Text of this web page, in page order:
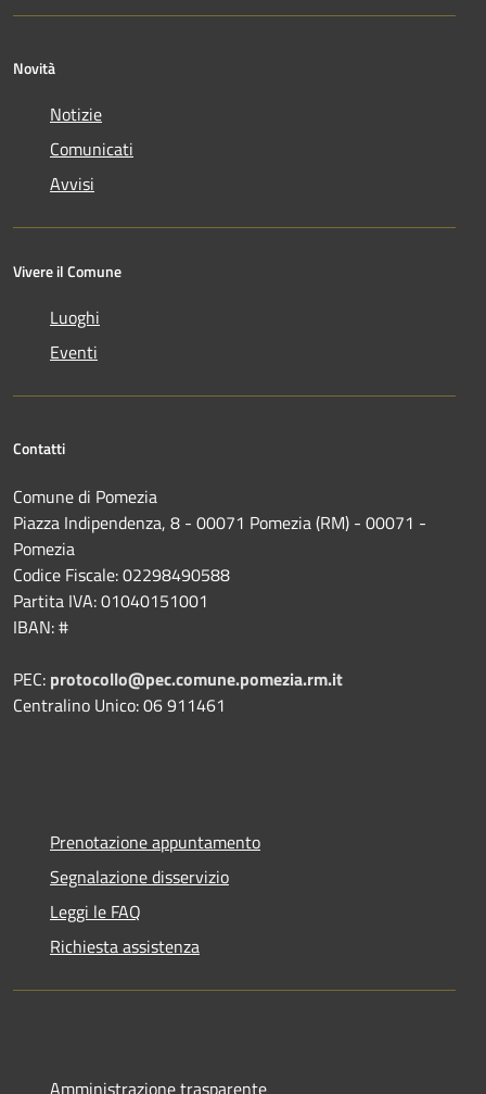
Novità
Notizie
Comunicati
Avvisi
Vivere il Comune
Luoghi
Eventi
Contatti
Comune di Pomezia
Piazza Indipendenza, 8 - 00071 Pomezia (RM) - 00071 -
Pomezia
Codice Fiscale: 02298490588
Partita IVA: 01040151001
IBAN: #
PEC: protocollo@pec.comune.pomezia.rm.it
Centralino Unico: 06 911461
Prenotazione appuntamento
Segnalazione disservizio
Leggi le FAQ
Richiesta assistenza
Amministrazione trasparente